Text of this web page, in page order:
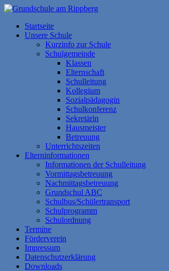
Zum
springen
Grundschule am Rippberg
Startseite
Unsere Schule
Kurzinfo zur Schule
Schulgemeinde
Klassen
Elternschaft
Schulleitung
Kollegium
Sozialpädagogin
Schulkonferenz
Sekretärin
Hausmeister
Betreuung
Unterrichtszeiten
Elterninformationen
Informationen der Schulleitung
Vormittagsbetreuung
Nachmittagsbetreuung
Grundschul ABC
Schulbus/Schülertransport
Schulprogramm
Schulordnung
Termine
Förderverein
Impressum
Datenschutzerklärung
Downloads